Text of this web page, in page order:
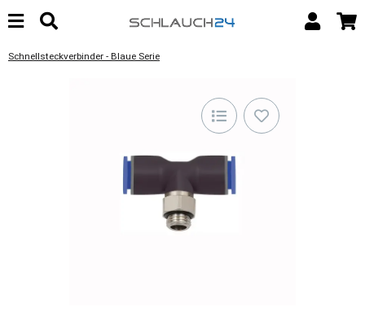
Schnellsteckverbinder - Blaue Serie